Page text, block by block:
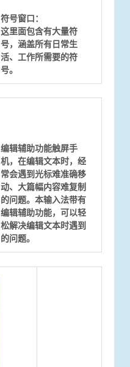
符号窗口：
这里面包含有大量符
号，涵盖所有日常生
活、工作所需要的符
号。
编辑辅助功能触屏手
机，在编辑文本时，经
常会遇到光标难准确移
动、大篇幅内容难复制
的问题。本输入法带有
编辑辅助功能，可以轻
松解决编辑文本时遇到
的问题。